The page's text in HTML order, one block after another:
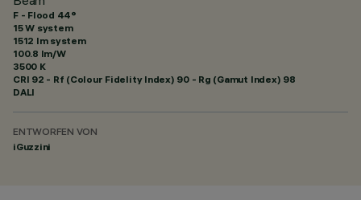
F - Flood 44°
15 W system
1512 lm system
100.8 lm/W
3500 K
CRI 92 - Rf (Colour Fidelity Index) 90 - Rg (Gamut Index) 98
DALI
ENTWORFEN VON
iGuzzini